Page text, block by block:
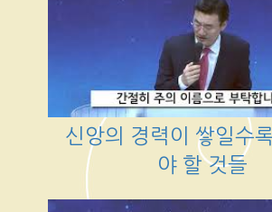
신앙의 경력이 쌓일수
야 할 것들